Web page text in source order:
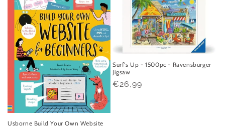
Usborne Build Your Own Website
Surf's Up - 1500pc - Ravensburger
Jigsaw
Praghas
€26,99